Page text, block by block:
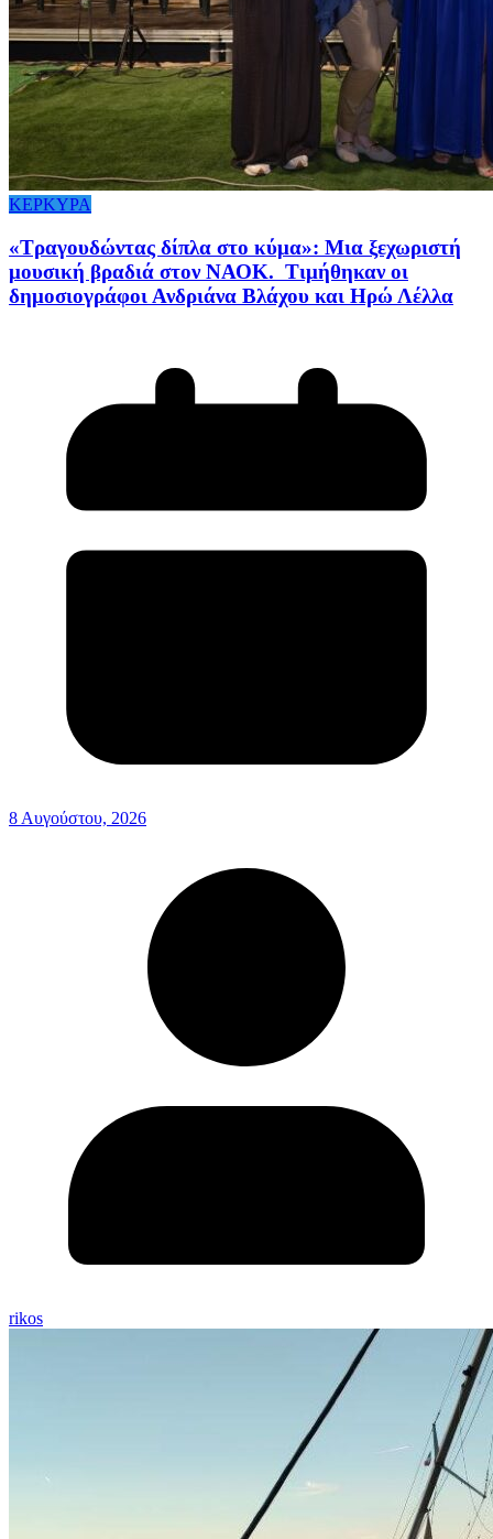
ΚΕΡΚΥΡΑ
«Τραγουδώντας δίπλα στο κύμα»: Μια ξεχωριστή
μουσική βραδιά στον ΝΑΟΚ. Τιμήθηκαν οι
δημοσιογράφοι Ανδριάνα Βλάχου και Ηρώ Λέλλα
8 Αυγούστου, 2026
rikos